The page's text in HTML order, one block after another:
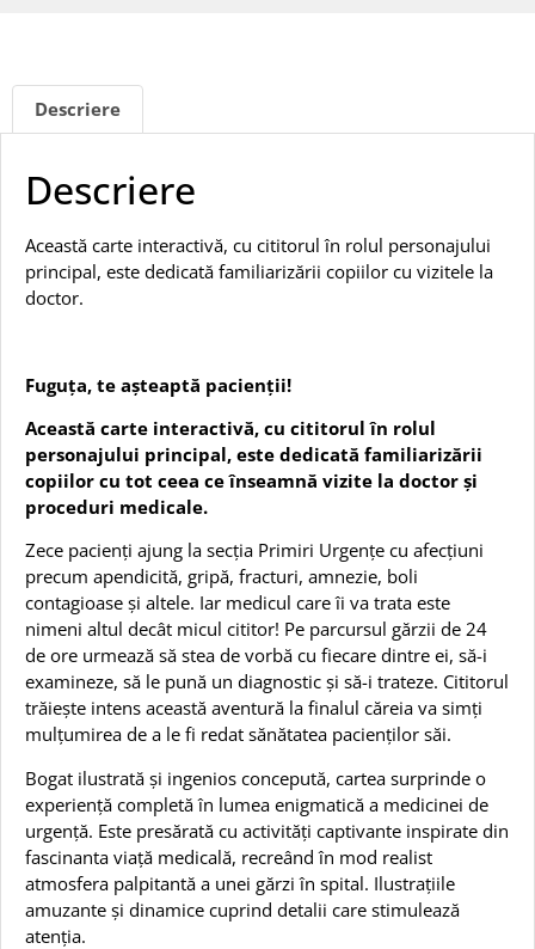
Descriere
Descriere
Această carte interactivă, cu cititorul în rolul personajului
principal, este dedicată familiarizării copiilor cu vizitele la
doctor.
Fuguța, te așteaptă pacienții!
Această carte interactivă, cu cititorul în rolul
personajului principal, este dedicată familiarizării
copiilor cu tot ceea ce înseamnă vizite la doctor și
proceduri medicale.
Zece pacienți ajung la secția Primiri Urgențe cu afecțiuni
precum apendicită, gripă, fracturi, amnezie, boli
contagioase și altele. Iar medicul care îi va trata este
nimeni altul decât micul cititor! Pe parcursul gărzii de 24
de ore urmează să stea de vorbă cu fiecare dintre ei, să-i
examineze, să le pună un diagnostic și să-i trateze. Cititorul
trăiește intens această aventură la finalul căreia va simți
mulțumirea de a le fi redat sănătatea pacienților săi.
Bogat ilustrată și ingenios concepută, cartea surprinde o
experiență completă în lumea enigmatică a medicinei de
urgență. Este presărată cu activități captivante inspirate din
fascinanta viață medicală, recreând în mod realist
atmosfera palpitantă a unei gărzi în spital. Ilustrațiile
amuzante și dinamice cuprind detalii care stimulează
atenția.